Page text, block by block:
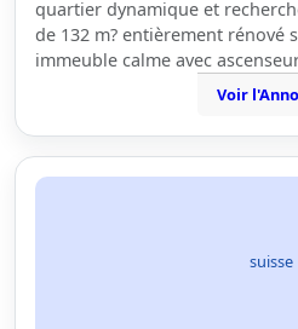
quartier dynamique et
de 132 m? entièrement rénové
immeuble calme avec
Voir
suisse